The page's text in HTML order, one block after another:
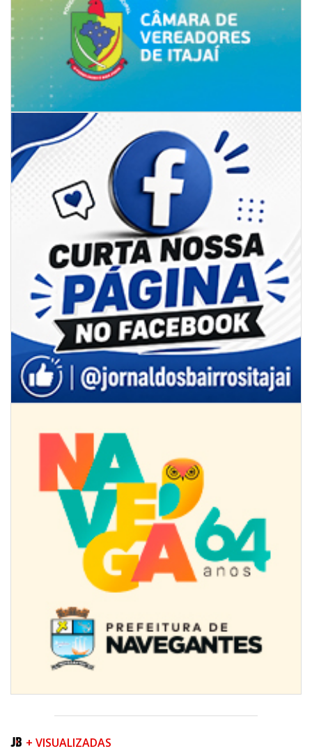
08/08/2026 | 07:00
8º Capoezade promove semana de oficinas gratuitas e atividades
culturais em Itajaí
GERAL
Univali e Câmara de Vereadores de Itajaí reúnem especialistas para
discutir políticas públicas e inovação
BALNEÁRIO CAMBORIÚ
+ VISUALIZADAS